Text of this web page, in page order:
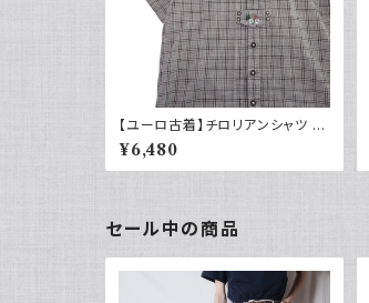
【ユーロ古着】チロリアンシャツ 半
袖 古着 チェック レトロ 刺繍入り
ヨーロッパ古着 ボックスシルエット
¥6,480
セール中の商品